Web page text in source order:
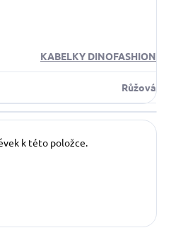
KABELKY DINOFASHION
Růžová
k této položce.